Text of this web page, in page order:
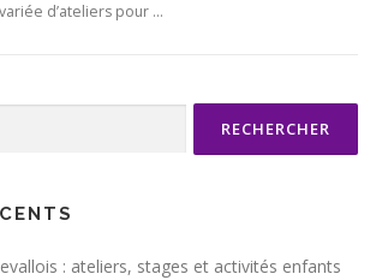
d’ateliers pour …
: ateliers, stages et activités enfants